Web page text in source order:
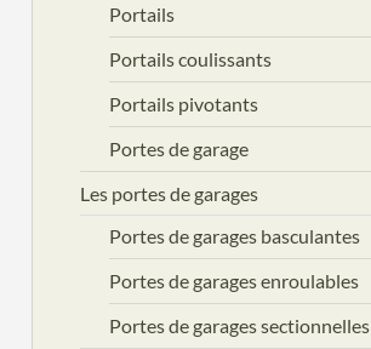
Portails
Portails coulissants
Portails pivotants
Portes de garage
Les portes de garages
Portes de garages basculantes
Portes de garages enroulables
Portes de garages sectionnelles